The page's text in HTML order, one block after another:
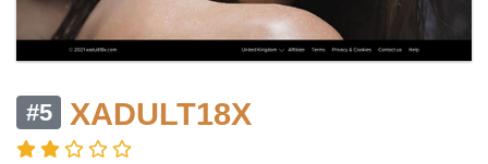
#5 XADULT18X